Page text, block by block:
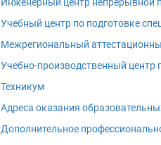
Учебный центр по подготовке
Межрегиональный
Учебно-производственный
Техникум
Адреса оказания
Дополнительное